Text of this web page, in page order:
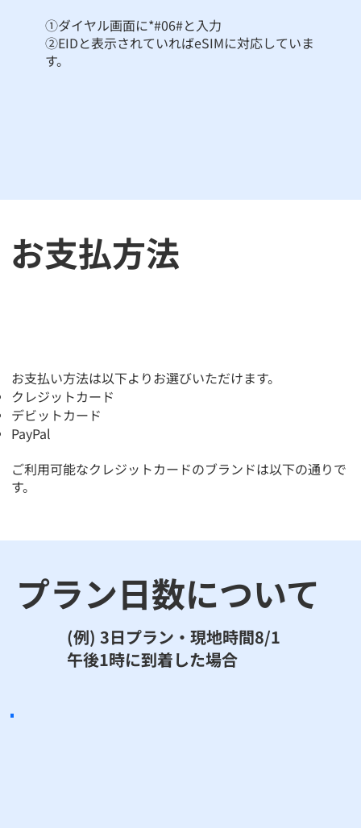
①ダイヤル画面に*#06#と入力
②EIDと表示されていればeSIMに対応していま
す。
​お支払方法
​(例) 3日プラン・現地時間8/1
午後1時に到着した場合
​プラン日数について
​お支払い方法は以下よりお選びいただけます。
クレジットカード
デビットカード
PayPal
ご利用可能なクレジットカードのブランドは以下の通りで
す。